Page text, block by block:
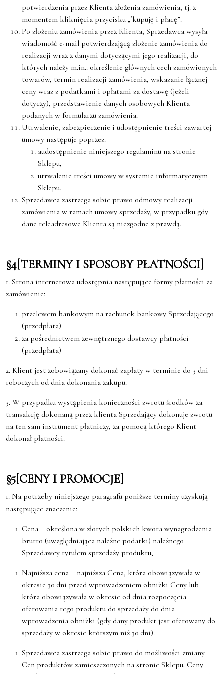
potwierdzenia przez Klienta złożenia zamówienia, tj. z
momentem kliknięcia przycisku „`kupuję i płacę”.
Po złożeniu zamówienia przez Klienta, Sprzedawca wysyła
wiadomość e-mail potwierdzającą złożenie zamówienia do
realizacji wraz z danymi dotyczącymi jego realizacji, do
których należy m.in.: określenie głównych cech zamówionych
towarów, termin realizacji zamówienia, wskazanie łącznej
ceny wraz z podatkami i opłatami za dostawę (jeżeli
dotyczy), przedstawienie danych osobowych Klienta
podanych w formularzu zamówienia.
Utrwalenie, zabezpieczenie i udostępnienie treści zawartej
umowy następuje poprzez:
audostępnienie niniejszego regulaminu na stronie
Sklepu,
utrwalenie treści umowy w systemie informatycznym
Sklepu.
Sprzedawca zastrzega sobie prawo odmowy realizacji
zamówienia w ramach umowy sprzedaży, w przypadku gdy
dane teleadresowe Klienta są niezgodne z prawdą.
§4[TERMINY I SPOSOBY PŁATNOŚCI]
1. Strona internetowa udostępnia następujące formy płatności za
zamówienie:
przelewem bankowym na rachunek bankowy Sprzedającego
(przedpłata)
za pośrednictwem zewnętrznego dostawcy płatności
(przedpłata)
2. Klient jest zobowiązany dokonać zapłaty w terminie do 3 dni
roboczych od dnia dokonania zakupu.
3. W przypadku wystąpienia konieczności zwrotu środków za
transakcję dokonaną przez klienta Sprzedający dokonuje zwrotu
na ten sam instrument płatniczy, za pomocą którego Klient
dokonał płatności.
§5 [CENY I PROMOCJE]
1. Na potrzeby niniejszego paragrafu poniższe terminy uzyskują
następujące znaczenie:
Cena – określona w złotych polskich kwota wynagrodzenia
brutto (uwzględniająca należne podatki) należnego
Sprzedawcy tytułem sprzedaży produktu,
Najniższa cena – najniższa Cena, która obowiązywała w
okresie 30 dni przed wprowadzeniem obniżki Ceny lub
która obowiązywała w okresie od dnia rozpoczęcia
oferowania tego produktu do sprzedaży do dnia
wprowadzenia obniżki (gdy dany produkt jest oferowany do
sprzedaży w okresie krótszym niż 30 dni).
Sprzedawca zastrzega sobie prawo do możliwości zmiany
Cen produktów zamieszczonych na stronie Sklepu. Ceny